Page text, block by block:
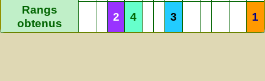
Rangs
obtenus
2 4 3 1